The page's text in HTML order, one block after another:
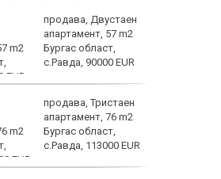
продава, Двустаен
апартамент, 57 m2
Бургас област,
с.Равда, 90000 EUR
продава, Тристаен
апартамент, 76 m2
Бургас област,
с.Равда, 113000 EUR